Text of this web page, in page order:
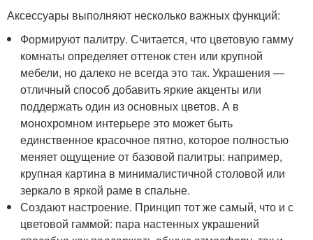
Аксессуары выполняют несколько важных функций:
Формируют палитру. Считается, что цветовую гамму
комнаты определяет оттенок стен или крупной
мебели, но далеко не всегда это так. Украшения —
отличный способ добавить яркие акценты или
поддержать один из основных цветов. А в
монохромном интерьере это может быть
единственное красочное пятно, которое полностью
меняет ощущение от базовой палитры: например,
крупная картина в минималистичной столовой или
зеркало в яркой раме в спальне.
Создают настроение. Принцип тот же самый, что и с
цветовой гаммой: пара настенных украшений